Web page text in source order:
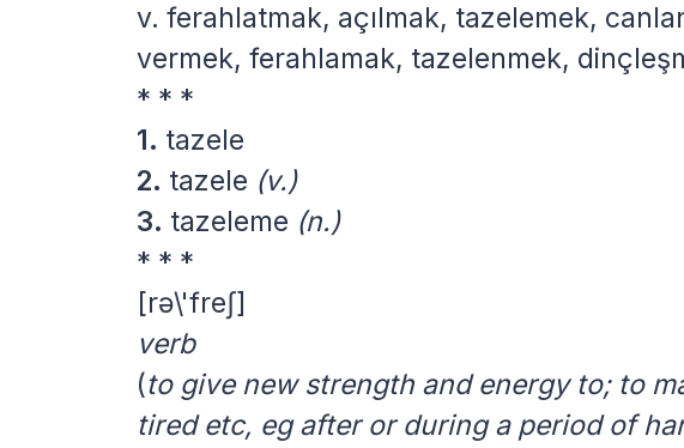
v. ferahlatmak, açılmak, tazelemek,
vermek, ferahlamak, tazelenmek,
* * *
1. tazele
2. tazele (v.)
3. tazeleme (n.)
* * *
[rə\'freʃ]
verb
(to give new strength and energy to; to
tired etc, eg after or during a period of